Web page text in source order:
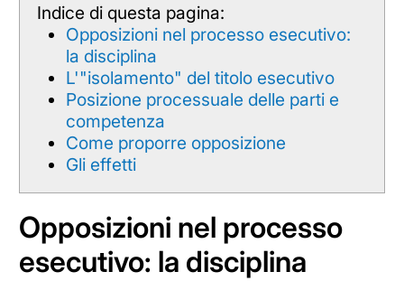
Indice di questa pagina:
Opposizioni nel processo esecutivo:
la disciplina
L'"isolamento" del titolo esecutivo
Posizione processuale delle parti e
competenza
Come proporre opposizione
Gli effetti
Opposizioni nel processo
esecutivo: la disciplina